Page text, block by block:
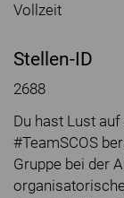
Vollzeit
Stellen-ID
2688
Du hast Lust
#TeamSCOS
Gruppe bei der